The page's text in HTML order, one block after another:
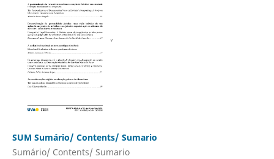
SUM Sumário/ Contents/ Sumario
Sumário/ Contents/ Sumario